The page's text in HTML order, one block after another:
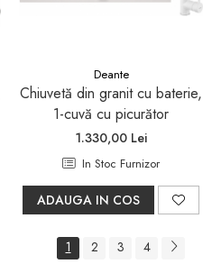
Deante
Chiuvetă din granit cu baterie,
1-cuvă cu picurător
1.330,00 Lei
In Stoc Furnizor
ADAUGA IN COS
1 2 3 4